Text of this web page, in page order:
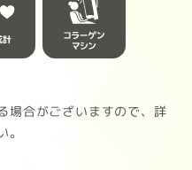
ッツ風味）
いナッツの贅沢
場合がございますので、詳